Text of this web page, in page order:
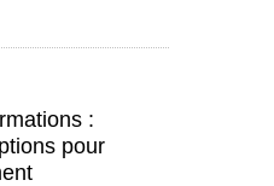
:
pour